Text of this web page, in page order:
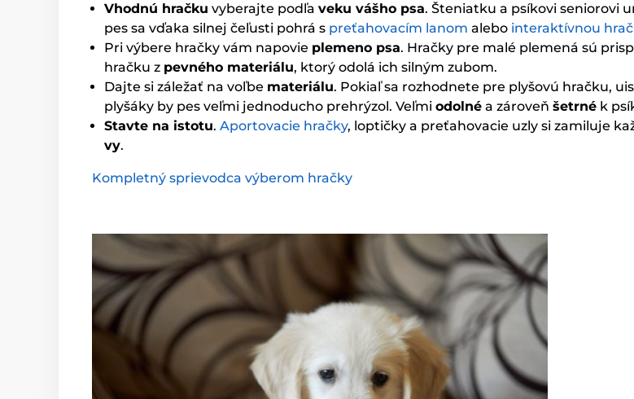
Vhodnú hračku vyberajte podľa veku vášho psa. Šteniatku a psíkovi seniorovi
pes sa vďaka silnej čeľusti pohrá s preťahovacím lanom alebo interaktívnou
Pri výbere hračky vám napovie plemeno psa. Hračky pre malé plemená sú
hračku z pevného materiálu, ktorý odolá ich silným zubom.
Dajte si záležať na voľbe materiálu. Pokiaľ sa rozhodnete pre plyšovú hračku,
plyšáky by pes veľmi jednoducho prehrýzol. Veľmi odolné a zároveň šetrné k
Stavte na istotu. Aportovacie hračky, loptičky a preťahovacie uzly si zamiluje
vy.
Kompletný sprievodca výberom hračky